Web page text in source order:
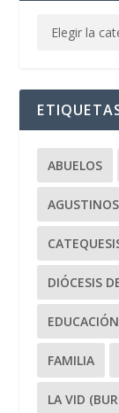
ABUELOS
AGUSTINOS
DIÓCESIS
EDUCACIÓN
FAMILIA
LA VID